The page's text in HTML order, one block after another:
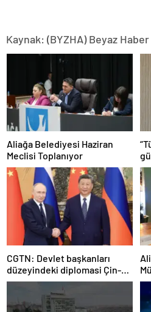
Kaynak: (BYZHA) Beyaz Haber
Aliağa Belediyesi Haziran
Meclisi Toplanıyor
CGTN: Devlet başkanları
düzeyindeki diplomasi Çin-
Rusya arasındaki büyüyen
ortaklığı güçlendiriyor